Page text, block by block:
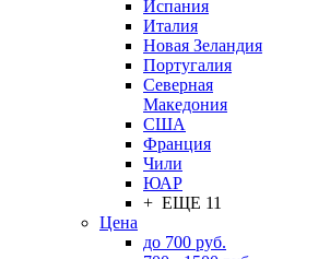
Испания
Италия
Новая Зеландия
Португалия
Северная
Македония
США
Франция
Чили
ЮАР
+ ЕЩЕ 11
Цена
до 700 руб.